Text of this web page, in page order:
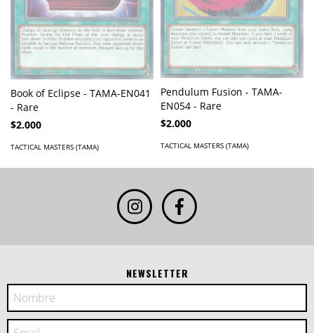
Book of Eclipse - TAMA-EN041
- Rare
$2.000
TACTICAL MASTERS (TAMA)
Pendulum Fusion - TAMA-
EN054 - Rare
$2.000
TACTICAL MASTERS (TAMA)
NEWSLETTER